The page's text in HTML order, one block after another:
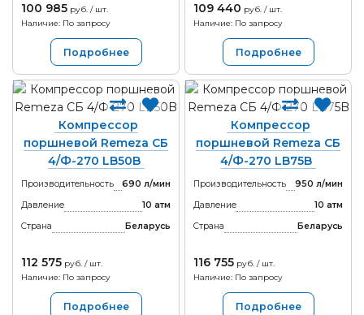
100 985 руб. / шт.
Наличие: По запросу
Подробнее
109 440 руб. / шт.
Наличие: По запросу
Подробнее
Компрессор
поршневой Remeza СБ
4/Ф-270 LB50B
Производительность
690 л/мин
Давление
10 атм
Страна
Беларусь
112 575 руб. / шт.
Наличие: По запросу
Подробнее
Компрессор
поршневой Remeza СБ
4/Ф-270 LB75B
Производительность
950 л/мин
Давление
10 атм
Страна
Беларусь
116 755 руб. / шт.
Наличие: По запросу
Подробнее